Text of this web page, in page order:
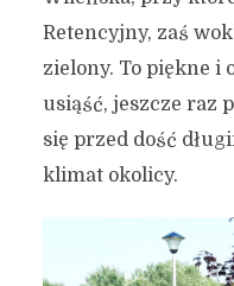
Retencyjny, zaś
zielony. To piękne i
usiąść, jeszcze raz
się przed dość
klimat okolicy.